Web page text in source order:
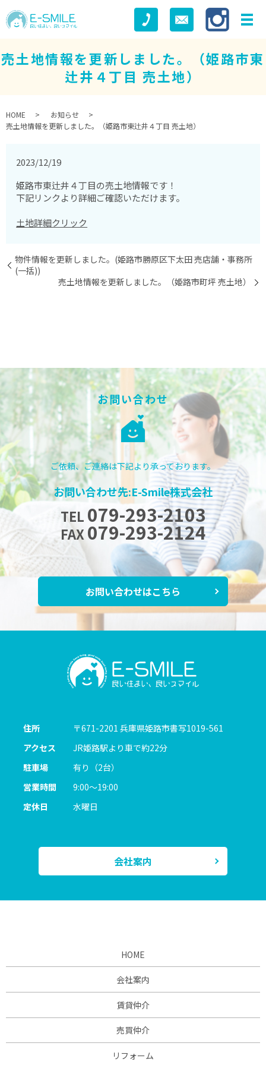
売土地情報を更新しました。（姫路市東
辻井４丁目 売土地）
HOME
お知らせ
売土地情報を更新しました。（姫路市東辻井４丁目 売土地）
2023/12/19
姫路市東辻井４丁目の売土地情報です！
下記リンクより詳細ご確認いただけます。
土地詳細クリック
物件情報を更新しました。(姫路市勝原区下太田 売店舗・事務所
(一括))
売土地情報を更新しました。（姫路市町坪 売土地）
お問い合わせ
ご依頼、ご連絡は下記より承っております。
お問い合わせ先:E-Smile株式会社
TEL 079-293-2103
FAX 079-293-2124
お問い合わせはこちら
住所 〒671-2201 兵庫県姫路市書写1019-561
アクセス
JR姫路駅より車で約22分
駐車場
有り（2台）
営業時間
9:00～19:00
定休日
水曜日
会社案内
HOME
会社案内
賃貸仲介
売買仲介
リフォーム